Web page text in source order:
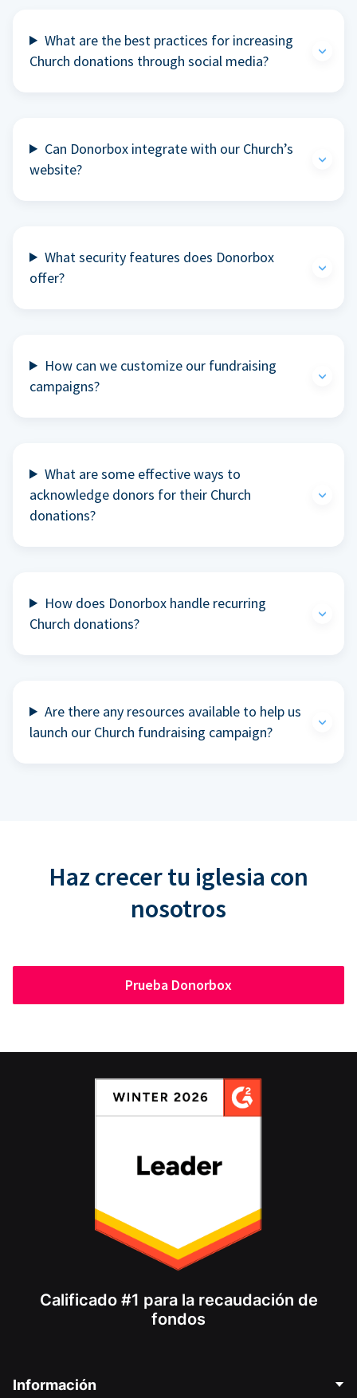
What are the best practices for increasing
Church donations through social media?
Can Donorbox integrate with our Church’s
website?
What security features does Donorbox
offer?
How can we customize our fundraising
campaigns?
What are some effective ways to
acknowledge donors for their Church
donations?
How does Donorbox handle recurring
Church donations?
Are there any resources available to help us
launch our Church fundraising campaign?
Haz crecer tu iglesia con
nosotros
Prueba Donorbox
Calificado #1 para la recaudación de
fondos
Información